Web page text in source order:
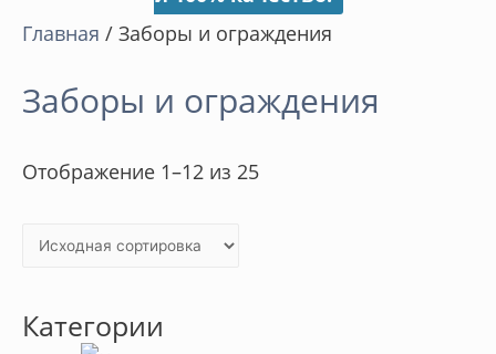
Главная / Заборы и ограждения
Заборы и ограждения
Отображение 1–12 из 25
Категории